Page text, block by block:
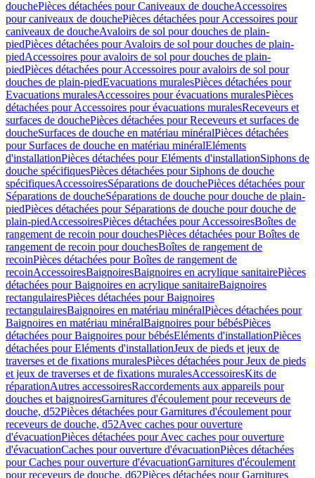
douchePièces détachées pour Caniveaux de doucheAccessoires
pour caniveaux de douchePièces détachées pour Accessoires pour
caniveaux de doucheAvaloirs de sol pour douches de plain-
piedPièces détachées pour Avaloirs de sol pour douches de plain-
piedAccessoires pour avaloirs de sol pour douches de plain-
piedPièces détachées pour Accessoires pour avaloirs de sol pour
douches de plain-piedEvacuations muralesPièces détachées pour
Evacuations muralesAccessoires pour évacuations muralesPièces
détachées pour Accessoires pour évacuations muralesReceveurs et
surfaces de douchePièces détachées pour Receveurs et surfaces de
doucheSurfaces de douche en matériau minéralPièces détachées
pour Surfaces de douche en matériau minéralEléments
d'installationPièces détachées pour Eléments d'installationSiphons de
douche spécifiquesPièces détachées pour Siphons de douche
spécifiquesAccessoiresSéparations de douchePièces détachées pour
Séparations de doucheSéparations de douche pour douche de plain-
piedPièces détachées pour Séparations de douche pour douche de
plain-piedAccessoiresPièces détachées pour AccessoiresBoîtes de
rangement de recoin pour douchesPièces détachées pour Boîtes de
rangement de recoin pour douchesBoîtes de rangement de
recoinPièces détachées pour Boîtes de rangement de
recoinAccessoiresBaignoiresBaignoires en acrylique sanitairePièces
détachées pour Baignoires en acrylique sanitaireBaignoires
rectangulairesPièces détachées pour Baignoires
rectangulairesBaignoires en matériau minéralPièces détachées pour
Baignoires en matériau minéralBaignoires pour bébésPièces
détachées pour Baignoires pour bébésEléments d'installationPièces
détachées pour Eléments d'installationJeux de pieds et jeux de
traverses et de fixations muralesPièces détachées pour Jeux de pieds
et jeux de traverses et de fixations muralesAccessoiresKits de
réparationAutres accessoiresRaccordements aux appareils pour
douches et baignoiresGarnitures d'écoulement pour receveurs de
douche, d52Pièces détachées pour Garnitures d'écoulement pour
receveurs de douche, d52Avec caches pour ouverture
d'évacuationPièces détachées pour Avec caches pour ouverture
d'évacuationCaches pour ouverture d'évacuationPièces détachées
pour Caches pour ouverture d'évacuationGarnitures d'écoulement
pour receveurs de douche, d62Pièces détachées pour Garnitures